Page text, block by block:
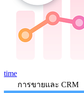
time
การขายและ CRM